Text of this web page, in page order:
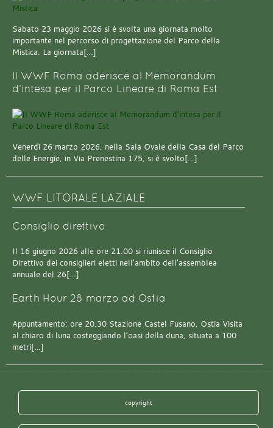
Sabato 23 maggio 2026 si è svolta una giornata molto
importante nel percorso di progettazione del Parco della
Mistica. La giornata[…]
Il WWF Roma aderisce al Memorandum
d’intesa per il Parco Lineare di Roma Est
Venerdì 26 marzo 2026, nella Sala Ovale della Casa del Parco
delle Energie, in Via Prenestina 175, si è svolto[…]
WWF LITORALE LAZIALE
Consiglio direttivo
Il 16 giugno 2026 alle ore 21.00 si riunisce il Consiglio
Direttivo dei consiglieri eletti nell’ambito dell’assemblea
annuale del 26[…]
Earth Hour 28 marzo ad Ostia
Appuntamento: ore 20.30 Stazione Castel Fusano, Ostia Visita
al chiaro di luna costeggiando l’oasi della duna, situata a 100
metri[…]
copyright